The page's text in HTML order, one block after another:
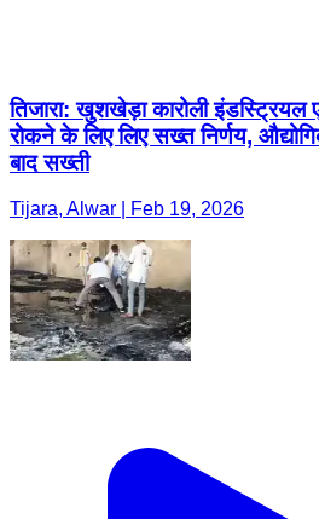
तिजारा: खुशखेड़ा कारोली
रोकने के लिए लिए सख्त निर्णय,
बाद सख्ती
Tijara, Alwar | Feb 19, 2026